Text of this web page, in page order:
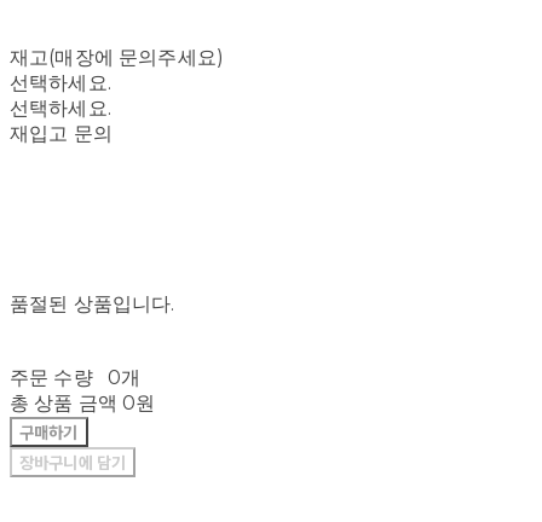
재고(매장에 문의주세요)
선택하세요.
선택하세요.
재입고 문의
품절된 상품입니다.
주문 수량
0개
총 상품 금액 0원
구매하기
장바구니에 담기